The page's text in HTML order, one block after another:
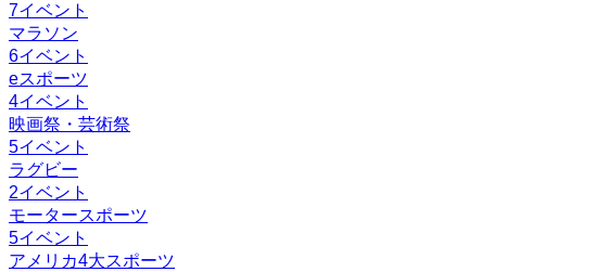
7イベント
マラソン
6イベント
eスポーツ
4イベント
映画祭・芸術祭
5イベント
ラグビー
2イベント
モータースポーツ
5イベント
アメリカ4大スポーツ